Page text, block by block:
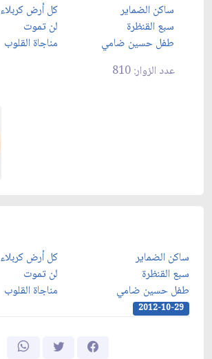
ساكن الضماير
كل أرض كربلاء
سبع القنظرة
لن تموت
طفل حسين ضامي
مناجاة القلوب
عدد الزوار: 810
ساكن الضماير
كل أرض كربلاء
سبع القنظرة
لن تموت
طفل حسين ضامي
مناجاة القلوب
2012-10-29